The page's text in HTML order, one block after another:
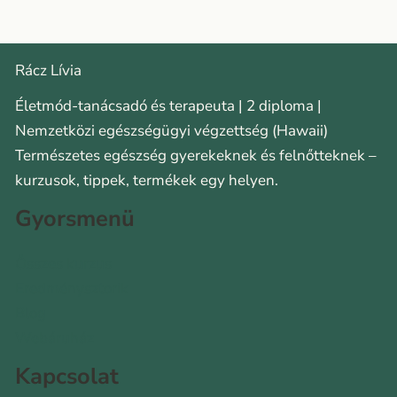
Rácz Lívia
Életmód-tanácsadó és terapeuta | 2 diploma |
Nemzetközi egészségügyi végzettség (Hawaii)
Természetes egészség gyerekeknek és felnőtteknek –
kurzusok, tippek, termékek egy helyen.
Gyorsmenü
Kapcsolat